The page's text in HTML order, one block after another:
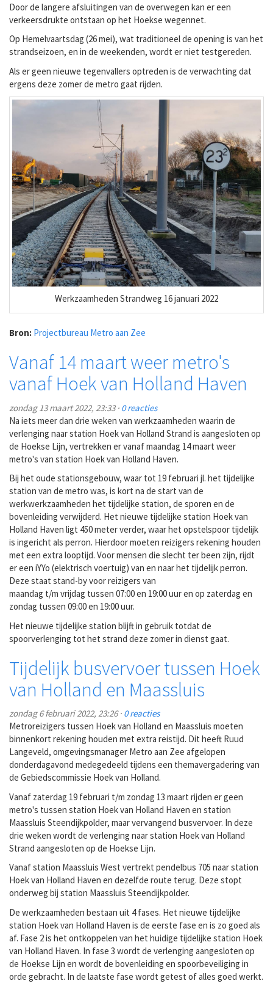
Door de langere afsluitingen van de overwegen kan er een
verkeersdrukte ontstaan op het Hoekse wegennet.
Op Hemelvaartsdag (26 mei), wat traditioneel de opening is van het
strandseizoen, en in de weekenden, wordt er niet testgereden.
Als er geen nieuwe tegenvallers optreden is de verwachting dat
ergens deze zomer de metro gaat rijden.
Werkzaamheden Strandweg 16 januari 2022
Bron: Projectbureau Metro aan Zee
Vanaf 14 maart weer metro's
vanaf Hoek van Holland Haven
zondag 13 maart 2022, 23:33 · 0 reacties
Na iets meer dan drie weken van werkzaamheden waarin de
verlenging naar station Hoek van Holland Strand is aangesloten op
de Hoekse Lijn, vertrekken er vanaf maandag 14 maart weer
metro's van station Hoek van Holland Haven.
Bij het oude stationsgebouw, waar tot 19 februari jl. het tijdelijke
station van de metro was, is kort na de start van de
werkwerkzaamheden het tijdelijke station, de sporen en de
bovenleiding verwijderd. Het nieuwe tijdelijke station Hoek van
Holland Haven ligt 450 meter verder, waar het opstelspoor tijdelijk
is ingericht als perron. Hierdoor moeten reizigers rekening houden
met een extra looptijd. Voor mensen die slecht ter been zijn, rijdt
er een iYYo (elektrisch voertuig) van en naar het tijdelijk perron.
Deze staat stand-by voor reizigers van
maandag t/m vrijdag tussen 07:00 en 19:00 uur en op zaterdag en
zondag tussen 09:00 en 19:00 uur.
Het nieuwe tijdelijke station blijft in gebruik totdat de
spoorverlenging tot het strand deze zomer in dienst gaat.
Tijdelijk busvervoer tussen Hoek
van Holland en Maassluis
zondag 6 februari 2022, 23:26 · 0 reacties
Metroreizigers tussen Hoek van Holland en Maassluis moeten
binnenkort rekening houden met extra reistijd. Dit heeft Ruud
Langeveld, omgevingsmanager Metro aan Zee afgelopen
donderdagavond medegedeeld tijdens een themavergadering van
de Gebiedscommissie Hoek van Holland.
Vanaf zaterdag 19 februari t/m zondag 13 maart rijden er geen
metro's tussen station Hoek van Holland Haven en station
Maassluis Steendijkpolder, maar vervangend busvervoer. In deze
drie weken wordt de verlenging naar station Hoek van Holland
Strand aangesloten op de Hoekse Lijn.
Vanaf station Maassluis West vertrekt pendelbus 705 naar station
Hoek van Holland Haven en dezelfde route terug. Deze stopt
onderweg bij station Maassluis Steendijkpolder.
De werkzaamheden bestaan uit 4 fases. Het nieuwe tijdelijke
station Hoek van Holland Haven is de eerste fase en is zo goed als
af. Fase 2 is het ontkoppelen van het huidige tijdelijke station Hoek
van Holland Haven. In fase 3 wordt de verlenging aangesloten op
de Hoekse Lijn en wordt de bovenleiding en spoorbeveiliging in
orde gebracht. In de laatste fase wordt getest of alles goed werkt.